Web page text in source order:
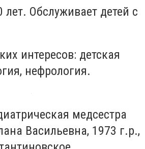
Обслуживает детей с
интересов: детская
нефрология.
медсестра
Васильевна, 1973 г.р.,